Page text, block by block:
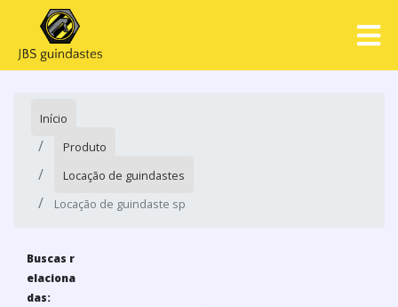
Início
Produto
Locação de guindastes
Locação de guindaste sp
Buscas r
elaciona
das: